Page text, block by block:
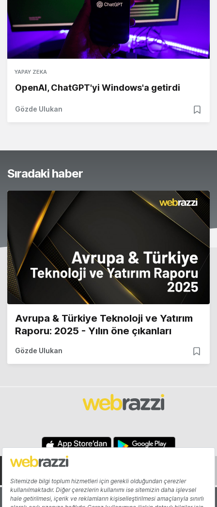
YAPAY ZEKA
OpenAI, ChatGPT'yi Windows'a getirdi
Gözde Ulukan
Sıradaki haber
Avrupa & Türkiye Teknoloji ve Yatırım
Raporu: 2025 - Yılın öne çıkanları
Gözde Ulukan
Hakkında Yazarlar